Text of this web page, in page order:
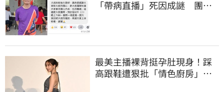
「帶病直播」死因成謎 團隊
最美主播裸背挺孕肚現身！踩
高跟鞋遭狠批「情色廚房」：